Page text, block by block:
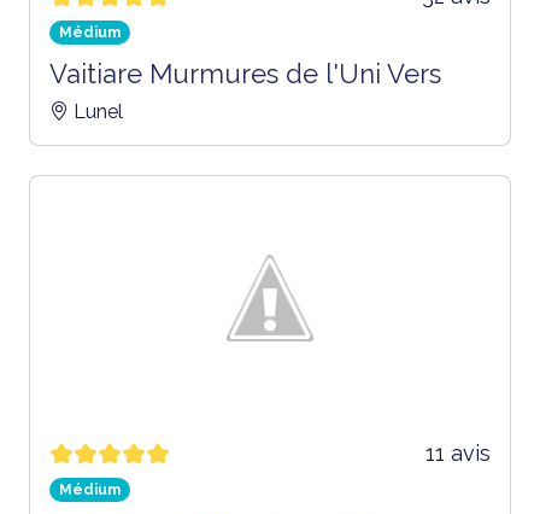
Médium
Vaitiare Murmures de l'Uni Vers
Lunel
11 avis
Médium